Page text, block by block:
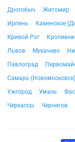
Дрогобыч
Житомир
Ирпень
Каменское
Кривой Рог
Львов
Мукачево
Павлоград
Самарь (Новомосковск)
Ужгород
Умань
Черкассы
Чернигов